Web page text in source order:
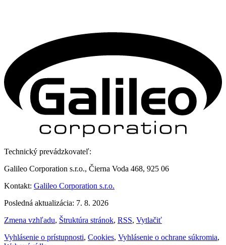
Technický prevádzkovateľ:
Galileo Corporation s.r.o., Čierna Voda 468, 925 06
Kontakt: Galileo Corporation s.r.o.
Posledná aktualizácia: 7. 8. 2026
Zmena vzhľadu, Štruktúra stránok, RSS, Vytlačiť
Vyhlásenie o prístupnosti, Cookies, Vyhlásenie o ochrane súkromia,